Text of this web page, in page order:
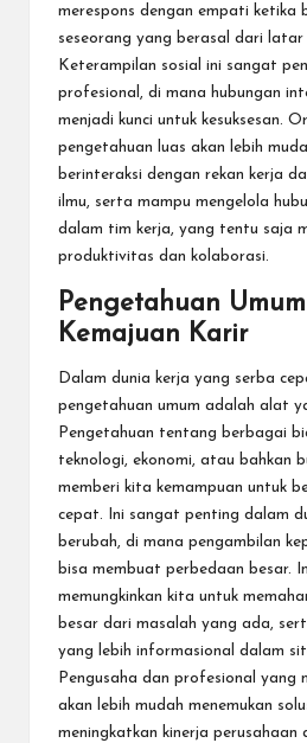
merespons dengan empati ketika
seseorang yang berasal dari latar
Keterampilan sosial ini sangat
profesional, di mana hubungan
menjadi kunci untuk kesuksesan.
pengetahuan luas akan lebih
berinteraksi dengan rekan kerja
ilmu, serta mampu mengelola
dalam tim kerja, yang tentu saja
produktivitas dan kolaborasi.
Pengetahuan
Kemajuan Karir
Dalam dunia kerja yang serba
pengetahuan umum adalah alat
Pengetahuan tentang berbagai
teknologi, ekonomi, atau bahkan
memberi kita kemampuan untuk
cepat. Ini sangat penting dalam
berubah, di mana pengambilan
bisa membuat perbedaan besar.
memungkinkan kita untuk
besar dari masalah yang ada,
yang lebih informasional dalam
Pengusaha dan profesional yang
akan lebih mudah menemukan
meningkatkan kinerja perusahaan